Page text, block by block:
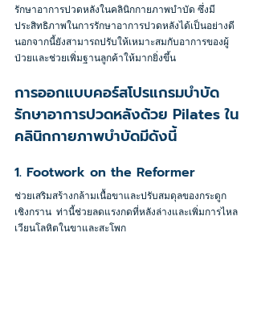
รักษาอาการปวดหลังในคลินิกกายภาพบำบัด ซึ่งมี
ประสิทธิภาพในการรักษาอาการปวดหลังได้เป็นอย่างดี
นอกจากนี้ยังสามารถปรับให้เหมาะสมกับอาการของผู้
ป่วยและช่วยเพิ่มฐานลูกค้าให้มากยิ่งขึ้น
การออกแบบคอร์สโปรแกรมบำบัด
รักษาอาการปวดหลังด้วย Pilates ใน
คลินิกกายภาพบำบัดมีดังนี้
1. Footwork on the Reformer
ช่วยเสริมสร้างกล้ามเนื้อขาและปรับสมดุลของกระดูก
เชิงกราน  ท่านี้ช่วยลดแรงกดที่หลังล่างและเพิ่มการไหล
เวียนโลหิตในขาและสะโพก